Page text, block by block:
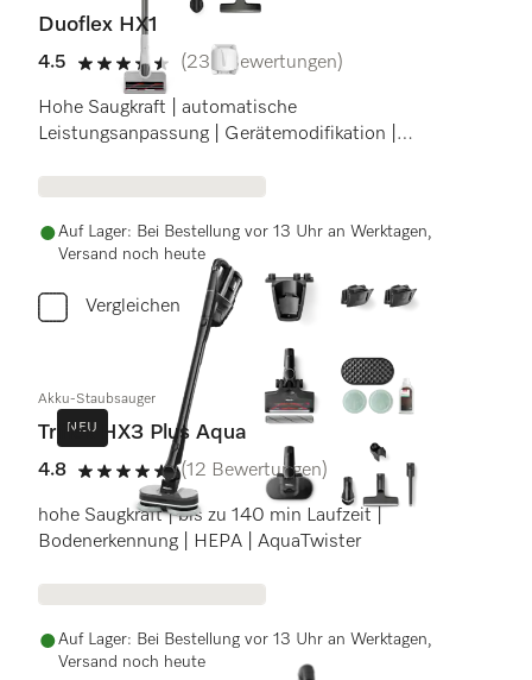
Duoflex HX1
4.5
4.5 Sterne von 5
(239 Bewertungen)
Hohe Saugkraft | automatische
Leistungsanpassung | Gerätemodifikation |
Auf Lager: Bei Bestellung vor 13 Uhr an Werktagen,
Versand noch heute
Vergleichen
NEU
Akku-Staubsauger
Triflex HX3 Plus Aqua
4.8
4.8 Sterne von 5
(12 Bewertungen)
hohe Saugkraft | bis zu 140 min Laufzeit |
Bodenerkennung | HEPA | AquaTwister
Auf Lager: Bei Bestellung vor 13 Uhr an Werktagen,
Versand noch heute